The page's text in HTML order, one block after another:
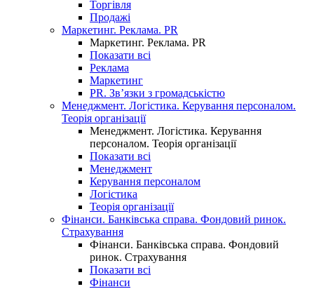
Торгівля
Продажі
Маркетинг. Реклама. PR
Маркетинг. Реклама. PR
Показати всі
Реклама
Маркетинг
PR. Зв’язки з громадськістю
Менеджмент. Логістика. Керування персоналом.
Теорія організації
Менеджмент. Логістика. Керування
персоналом. Теорія організації
Показати всі
Менеджмент
Керування персоналом
Логістика
Теорія організації
Фінанси. Банківська справа. Фондовий ринок.
Страхування
Фінанси. Банківська справа. Фондовий
ринок. Страхування
Показати всі
Фінанси